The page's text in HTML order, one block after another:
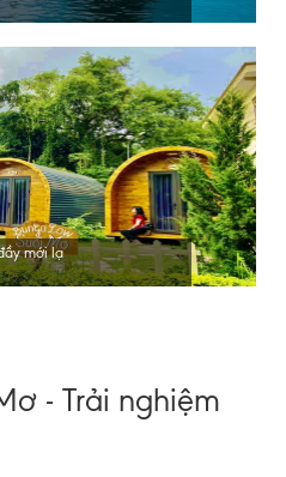
mới lạ
- Trải nghiệm